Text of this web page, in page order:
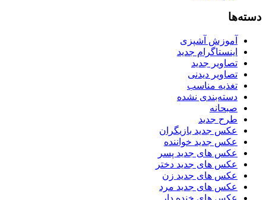
دسته‌ها
آموزش آشپزی
اینستاگرام جدید
تصاویر جدید
تصاویر دیدنی
تغذیه مناسب
دسته‌بندی نشده
صبحانه
طرح جدید
عکس جدید بازیگران
عکس جدید خواننده
عکس های جدید پسر
عکس های جدید دختر
عکس های جدید زن
عکس های جدید مرد
عکس های خنده دار